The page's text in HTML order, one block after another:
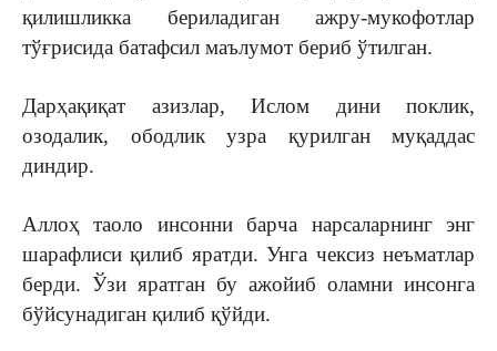
қилишликка бериладиган ажру-мукофотлар
тўғрисида батафсил маълумот бериб ўтилган.
Дарҳақиқат азизлар, Ислом дини поклик,
озодалик, ободлик узра қурилган муқаддас
диндир.
Аллоҳ таоло инсонни барча нарсаларнинг энг
шарафлиси қилиб яратди. Унга чексиз неъматлар
берди. Ўзи яратган бу ажойиб оламни инсонга
бўйсунадиган қилиб қўйди.